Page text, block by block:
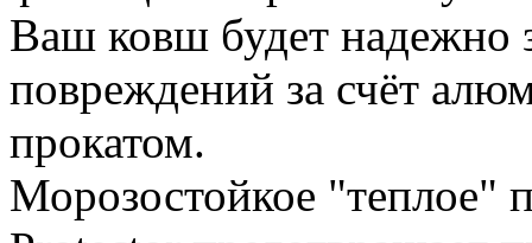
Ваш ковш будет надежно
повреждений за счёт
прокатом.
Морозостойкое "теплое"